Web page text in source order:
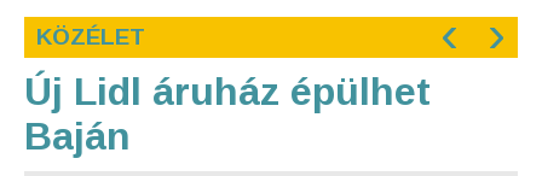
KÖZÉLET ‹ ›
Új Lidl áruház épülhet
Baján